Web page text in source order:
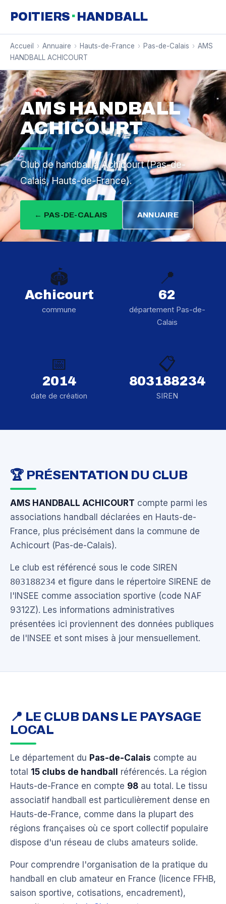
POITIERS · HANDBALL
Accueil › Annuaire › Hauts-de-France › Pas-de-Calais › AMS
HANDBALL ACHICOURT
AMS HANDBALL
ACHICOURT
Club de handball à Achicourt (Pas-de-
Calais, Hauts-de-France).
← PAS-DE-CALAIS ANNUAIRE
🏟️
Achicourt
commune
📍
62
département Pas-de-
Calais
📅
2014
date de création
📋
803188234
SIREN
🏆 PRÉSENTATION DU CLUB
AMS HANDBALL ACHICOURT compte parmi les
associations handball déclarées en Hauts-de-
France, plus précisément dans la commune de
Achicourt (Pas-de-Calais).
Le club est référencé sous le code SIREN
803188234 et figure dans le répertoire SIRENE de
l'INSEE comme association sportive (code NAF
9312Z). Les informations administratives
présentées ici proviennent des données publiques
de l'INSEE et sont mises à jour mensuellement.
📍 LE CLUB DANS LE PAYSAGE
LOCAL
Le département du Pas-de-Calais compte au
total 15 clubs de handball
référencés. La région
Hauts-de-France en compte 98 au total. Le tissu
associatif handball est particulièrement dense en
Hauts-de-France, comme dans la plupart des
régions françaises où ce sport collectif populaire
dispose d'un réseau de clubs amateurs solide.
Pour comprendre l'organisation de la pratique du
handball en club amateur en France (licence FFHB,
saison sportive, cotisations, encadrement),